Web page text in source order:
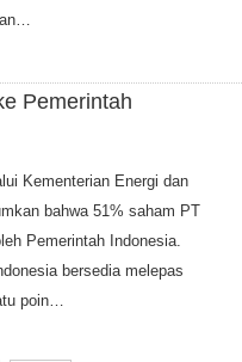
Pemerintah
Kementerian Energi dan
bahwa 51% saham PT
Pemerintah Indonesia.
bersedia melepas
poin…